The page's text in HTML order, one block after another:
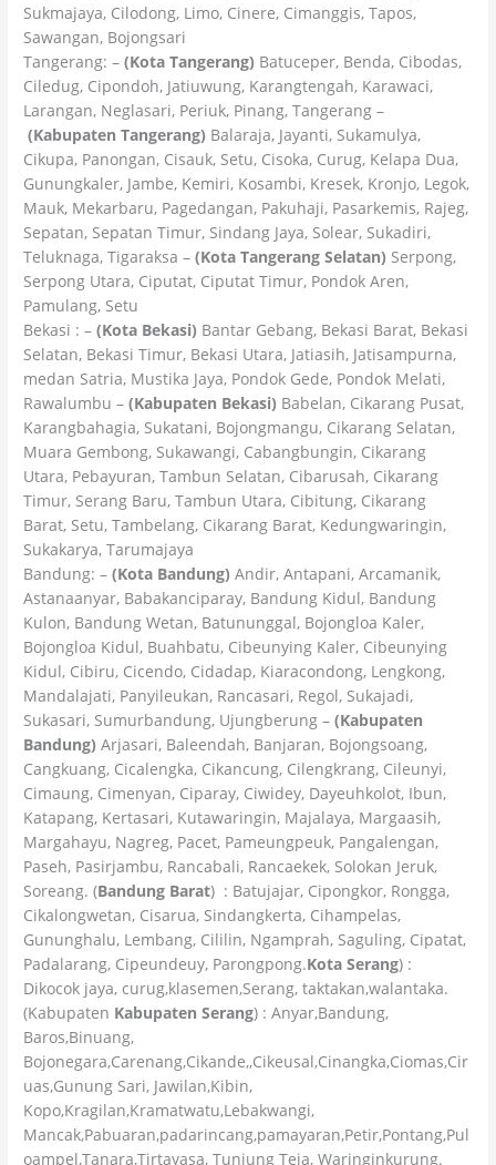
Sukmajaya, Cilodong, Limo, Cinere, Cimanggis, Tapos,
Sawangan, Bojongsari
Tangerang: –(Kota Tangerang) Batuceper, Benda, Cibodas,
Ciledug, Cipondoh, Jatiuwung, Karangtengah, Karawaci,
Larangan, Neglasari, Periuk, Pinang, Tangerang –
(Kabupaten Tangerang) Balaraja, Jayanti, Sukamulya,
Cikupa, Panongan, Cisauk, Setu, Cisoka, Curug, Kelapa Dua,
Gunungkaler, Jambe, Kemiri, Kosambi, Kresek, Kronjo, Legok,
Mauk, Mekarbaru, Pagedangan, Pakuhaji, Pasarkemis, Rajeg,
Sepatan, Sepatan Timur, Sindang Jaya, Solear, Sukadiri,
Teluknaga, Tigaraksa –(Kota Tangerang Selatan) Serpong,
Serpong Utara, Ciputat, Ciputat Timur, Pondok Aren,
Pamulang, Setu
Bekasi : –(Kota Bekasi) Bantar Gebang, Bekasi Barat, Bekasi
Selatan, Bekasi Timur, Bekasi Utara, Jatiasih, Jatisampurna,
medan Satria, Mustika Jaya, Pondok Gede, Pondok Melati,
Rawalumbu –(Kabupaten Bekasi) Babelan, Cikarang Pusat,
Karangbahagia, Sukatani, Bojongmangu, Cikarang Selatan,
Muara Gembong, Sukawangi, Cabangbungin, Cikarang
Utara, Pebayuran, Tambun Selatan, Cibarusah, Cikarang
Timur, Serang Baru, Tambun Utara, Cibitung, Cikarang
Barat, Setu, Tambelang, Cikarang Barat, Kedungwaringin,
Sukakarya, Tarumajaya
Bandung: –(Kota Bandung) Andir, Antapani, Arcamanik,
Astanaanyar, Babakanciparay, Bandung Kidul, Bandung
Kulon, Bandung Wetan, Batununggal, Bojongloa Kaler,
Bojongloa Kidul, Buahbatu, Cibeunying Kaler, Cibeunying
Kidul, Cibiru, Cicendo, Cidadap, Kiaracondong, Lengkong,
Mandalajati, Panyileukan, Rancasari, Regol, Sukajadi,
Sukasari, Sumurbandung, Ujungberung –(Kabupaten
Bandung) Arjasari, Baleendah, Banjaran, Bojongsoang,
Cangkuang, Cicalengka, Cikancung, Cilengkrang, Cileunyi,
Cimaung, Cimenyan, Ciparay, Ciwidey, Dayeuhkolot, Ibun,
Katapang, Kertasari, Kutawaringin, Majalaya, Margaasih,
Margahayu, Nagreg, Pacet, Pameungpeuk, Pangalengan,
Paseh, Pasirjambu, Rancabali, Rancaekek, Solokan Jeruk,
Soreang. (Bandung Barat) : Batujajar, Cipongkor, Rongga,
Cikalongwetan, Cisarua, Sindangkerta, Cihampelas,
Gununghalu, Lembang, Cililin, Ngamprah, Saguling, Cipatat,
Padalarang, Cipeundeuy, Parongpong.Kota Serang) :
Dikocok jaya, curug,klasemen,Serang, taktakan,walantaka.
(Kabupaten Kabupaten Serang) : Anyar,Bandung,
Baros,Binuang,
Bojonegara,Carenang,Cikande,,Cikeusal,Cinangka,Ciomas,Cir
uas,Gunung Sari, Jawilan,Kibin,
Kopo,Kragilan,Kramatwatu,Lebakwangi,
Mancak,Pabuaran,padarincang,pamayaran,Petir,Pontang,Pul
oampel,Tanara,Tirtayasa, Tunjung Teja, Waringinkurung.